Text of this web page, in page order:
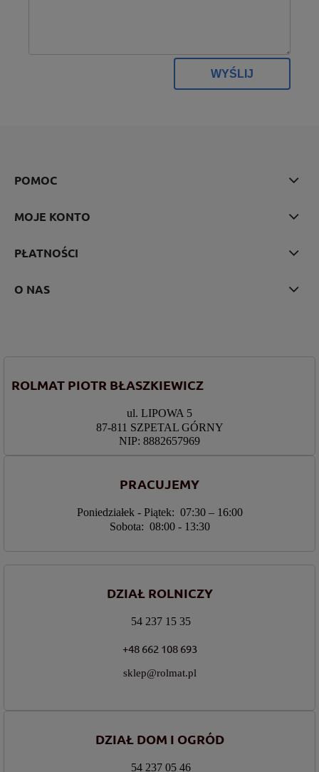
WYŚLIJ
POMOC
MOJE KONTO
PŁATNOŚCI
O NAS
ROLMAT PIOTR BŁASZKIEWICZ
ul. LIPOWA 5
87-811 SZPETAL GÓRNY
NIP: 8882657969
PRACUJEMY
Poniedziałek - Piątek: 07:30 – 16:00
Sobota: 08:00 - 13:30
DZIAŁ ROLNICZY
54 237 15 35
+48 662 108 693
sklep@rolmat.pl
DZIAŁ DOM I OGRÓD
54 237 05 46